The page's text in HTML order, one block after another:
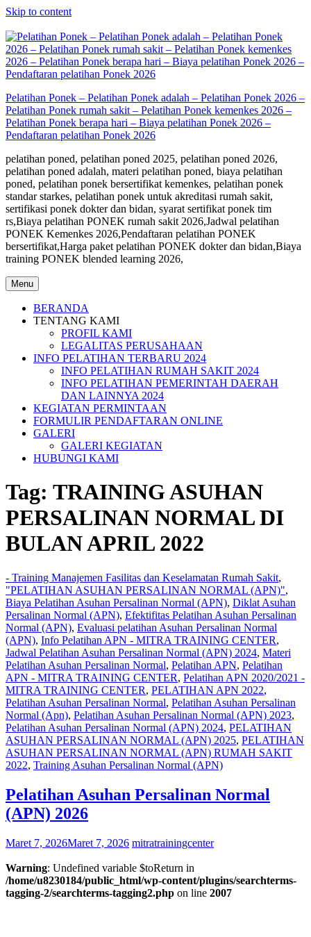
Skip to content
Pelatihan Ponek – Pelatihan Ponek adalah – Pelatihan Ponek 2026 –
Pelatihan Ponek rumah sakit – Pelatihan Ponek kemenkes 2026 –
Pelatihan Ponek berapa hari – Biaya pelatihan Ponek 2026 –
Pendaftaran pelatihan Ponek 2026
pelatihan poned, pelatihan poned 2025, pelatihan poned 2026,
pelatihan poned adalah, materi pelatihan poned, biaya pelatihan
poned, pelatihan ponek bersertifikat kemenkes, pelatihan ponek
standar starkes, pelatihan ponek untuk akreditasi rumah sakit,
sertifikasi ponek dokter dan bidan, syarat sertifikat ponek tim
rs,Biaya pelatihan PONEK rumah sakit 2026,Jadwal pelatihan
PONEK Kemenkes 2026,Pendaftaran pelatihan PONEK
bersertifikat,Harga paket pelatihan PONEK dokter dan bidan,Biaya
training PONEK blended learning 2026,
Menu
BERANDA
TENTANG KAMI
PROFIL KAMI
LEGALITAS PERUSAHAAN
INFO PELATIHAN TERBARU 2024
INFO PELATIHAN RUMAH SAKIT 2024
INFO PELATIHAN PEMERINTAH DAERAH
DAN LAINNYA 2024
KEGIATAN PERMINTAAN
FORMULIR PENDAFTARAN ONLINE
GALERI
GALERI KEGIATAN
HUBUNGI KAMI
Tag: TRAINING ASUHAN
PERSALINAN NORMAL DI
BULAN APRIL 2022
- Training Manajemen Fasilitas dan Keselamatan Rumah Sakit,
"PELATIHAN ASUHAN PERSALINAN NORMAL (APN)",
Biaya Pelatihan Asuhan Persalinan Normal (APN), Diklat Asuhan
Persalinan Normal (APN), Efektifitas Pelatihan Asuhan Persalinan
Normal (APN), Evaluasi pelatihan Asuhan Persalinan Normal
(APN), Info Pelatihan APN - MITRA TRAINING CENTER,
Jadwal Pelatihan Asuhan Persalinan Normal (APN) 2024, Materi
Pelatihan Asuhan Persalinan Normal, Pelatihan APN, Pelatihan
APN - MITRA TRAINING CENTER, Pelatihan APN 2020/2021 -
MITRA TRAINING CENTER, PELATIHAN APN 2022,
Pelatihan Asuhan Persalinan Normal, Pelatihan Asuhan Persalinan
Normal (Apn), Pelatihan Asuhan Persalinan Normal (APN) 2023,
Pelatihan Asuhan Persalinan Normal (APN) 2024, PELATIHAN
ASUHAN PERSALINAN NORMAL (APN) 2025, PELATIHAN
ASUHAN PERSALINAN NORMAL (APN) RUMAH SAKIT
2022, Training Asuhan Persalinan Normal (APN)
Pelatihan Asuhan Persalinan Normal
(APN) 2026
Maret 7, 2026Maret 7, 2026 mitratrainingcenter
Warning: Undefined variable $toReturn in
/home/u8230184/public_html/wp-content/plugins/searchterms-
tagging-2/searchterms-tagging2.php on line 2007